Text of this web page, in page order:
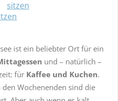
ist ein beliebter Ort für ein
und – natürlich –
für Kaffee und Kuchen.
Wochenenden sind die